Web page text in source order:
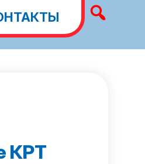
КРТ